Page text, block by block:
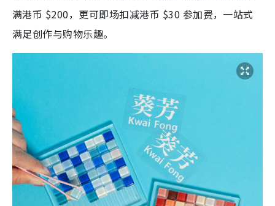
满港币 $200，更可即场扣减港币 $30 参加费，一站式
满足创作与购物乐趣。